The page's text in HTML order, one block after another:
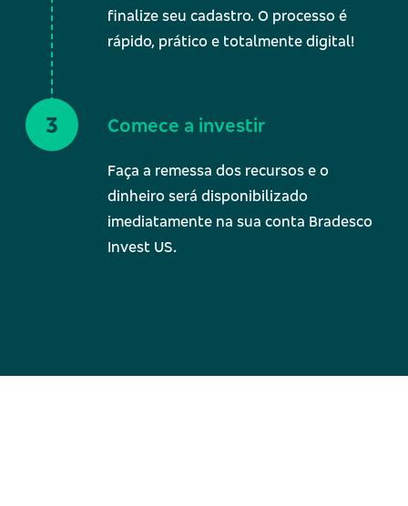
finalize seu cadastro. O processo é
rápido, prático e totalmente digital!
Comece a investir
Faça a remessa dos recursos e o
dinheiro será disponibilizado
imediatamente na sua conta Bradesco
Invest US.